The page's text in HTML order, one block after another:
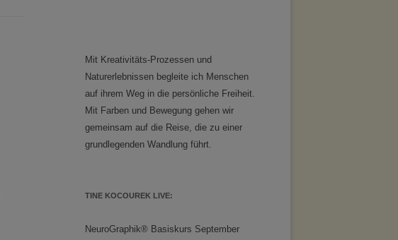
Mit Kreativitäts-Prozessen und
Naturerlebnissen begleite ich Menschen
auf ihrem Weg in die persönliche Freiheit.
Mit Farben und Bewegung gehen wir
gemeinsam auf die Reise, die zu einer
grundlegenden Wandlung führt.
TINE KOCOUREK LIVE:
NeuroGraphik® Basiskurs September